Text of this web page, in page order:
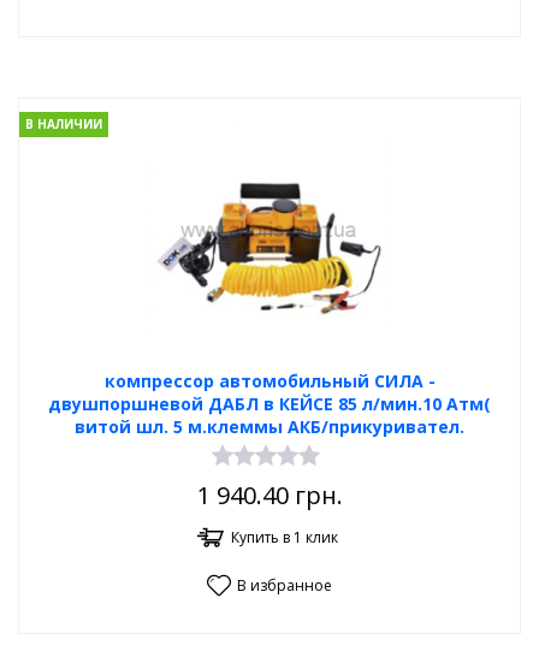
компрессор автомобильный СИЛА -
двушпоршневой ДАБЛ в КЕЙСЕ 85 л/мин.10 Атм(
витой шл. 5 м.клеммы АКБ/прикуривател.
В НАЛИЧИИ
1 940.40грн.
Купить в 1 клик
В избранное